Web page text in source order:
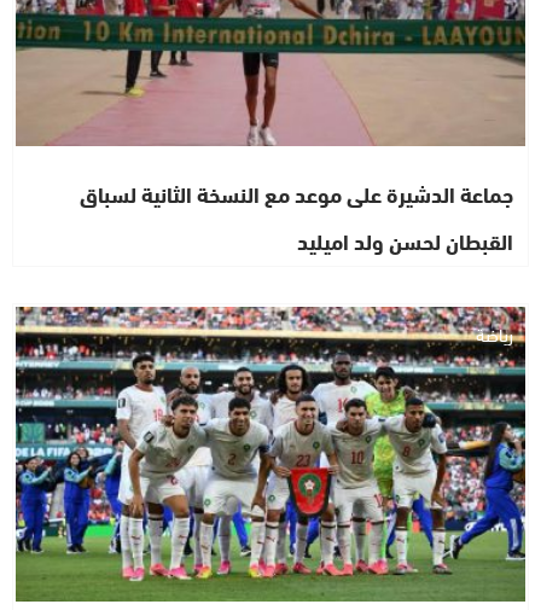
جماعة الدشيرة على موعد مع النسخة الثانية لسباق
القبطان لحسن ولد اميليد
رياضة